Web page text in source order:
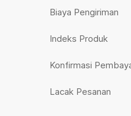
Biaya Pengiriman
Indeks Produk
Konfirmasi
Lacak Pesanan